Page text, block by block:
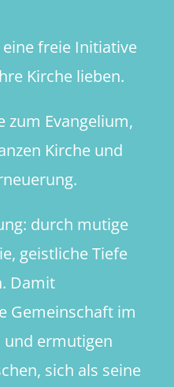
freie Initiative
Kirche lieben.
zum Evangelium,
Kirche und
durch mutige
geistliche Tiefe
Damit
Gemeinschaft im
und ermutigen
sich als seine